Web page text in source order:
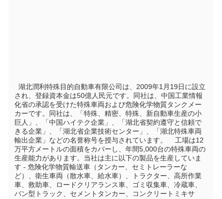
され、登録資本金は50億人民元です。同社は、中国工業情報
化省の承認を受けた特殊車両および危険化学物質タンクメー
カーです。同社は、「特殊、精密、特殊、新自動車生産の小
巨人」、「中国ハイテク企業」、「湖北省契約遵守と信頼で
きる企業」、「湖北省企業技術センター」、「湖北特殊車両
輸出企業」などの名誉称号を授与されています。    工場は12
万平方メートルの面積をカバーし、年間5,000台の特殊車両の
生産能力があります。当社は主に以下の製品を生産していま
す - 危険化学物質輸送車（タンカー、セミトレーラーな
ど）、衛生車両（散水車、給水車）、トラクター、高所作業
車、救助車、ロードクリアランス車、ゴミ収集車、冷蔵車、
バン型トラック、セメントタンカー、コンクリートミキサ